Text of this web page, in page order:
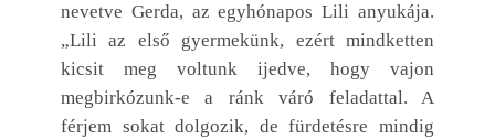
nevetve Gerda, az egyhónapos Lili anyukája.
„Lili az első gyermekünk, ezért mindketten
kicsit meg voltunk ijedve, hogy vajon
megbirkózunk-e a ránk váró feladattal. A
férjem sokat dolgozik, de fürdetésre mindig